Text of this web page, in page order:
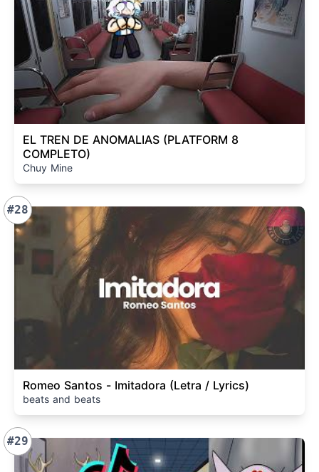
EL TREN DE ANOMALIAS (PLATFORM 8
COMPLETO)
Chuy Mine
#28
Romeo Santos - Imitadora (Letra / Lyrics)
beats and beats
#29